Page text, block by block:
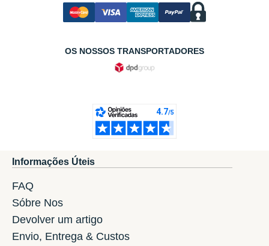
OS NOSSOS TRANSPORTADORES
Informações Úteis
FAQ
Sóbre Nos
Devolver um artigo
Envio, Entrega & Custos